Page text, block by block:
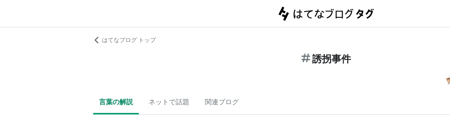
はてなブログ トップ
誘拐事件
言葉の解説 ネットで話題 関連ブログ